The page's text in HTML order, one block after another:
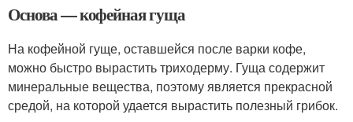
Основа — кофейная гуща
На кофейной гуще, оставшейся после варки кофе,
можно быстро вырастить триходерму. Гуща содержит
минеральные вещества, поэтому является прекрасной
средой, на которой удается вырастить полезный грибок.